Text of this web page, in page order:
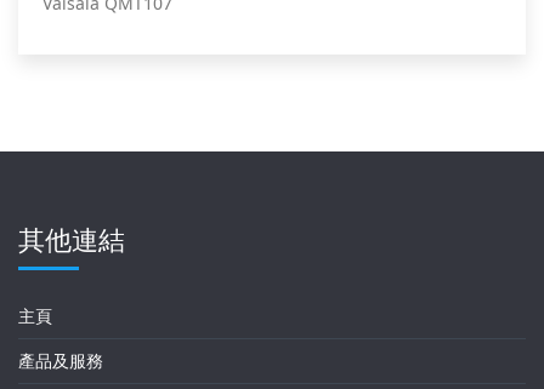
其他連結
主頁
產品及服務